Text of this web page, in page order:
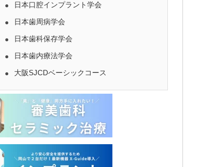
日本口腔インプラント学会
日本歯周病学会
日本歯科保存学会
日本歯内療法学会
大阪SJCDベーシックコース